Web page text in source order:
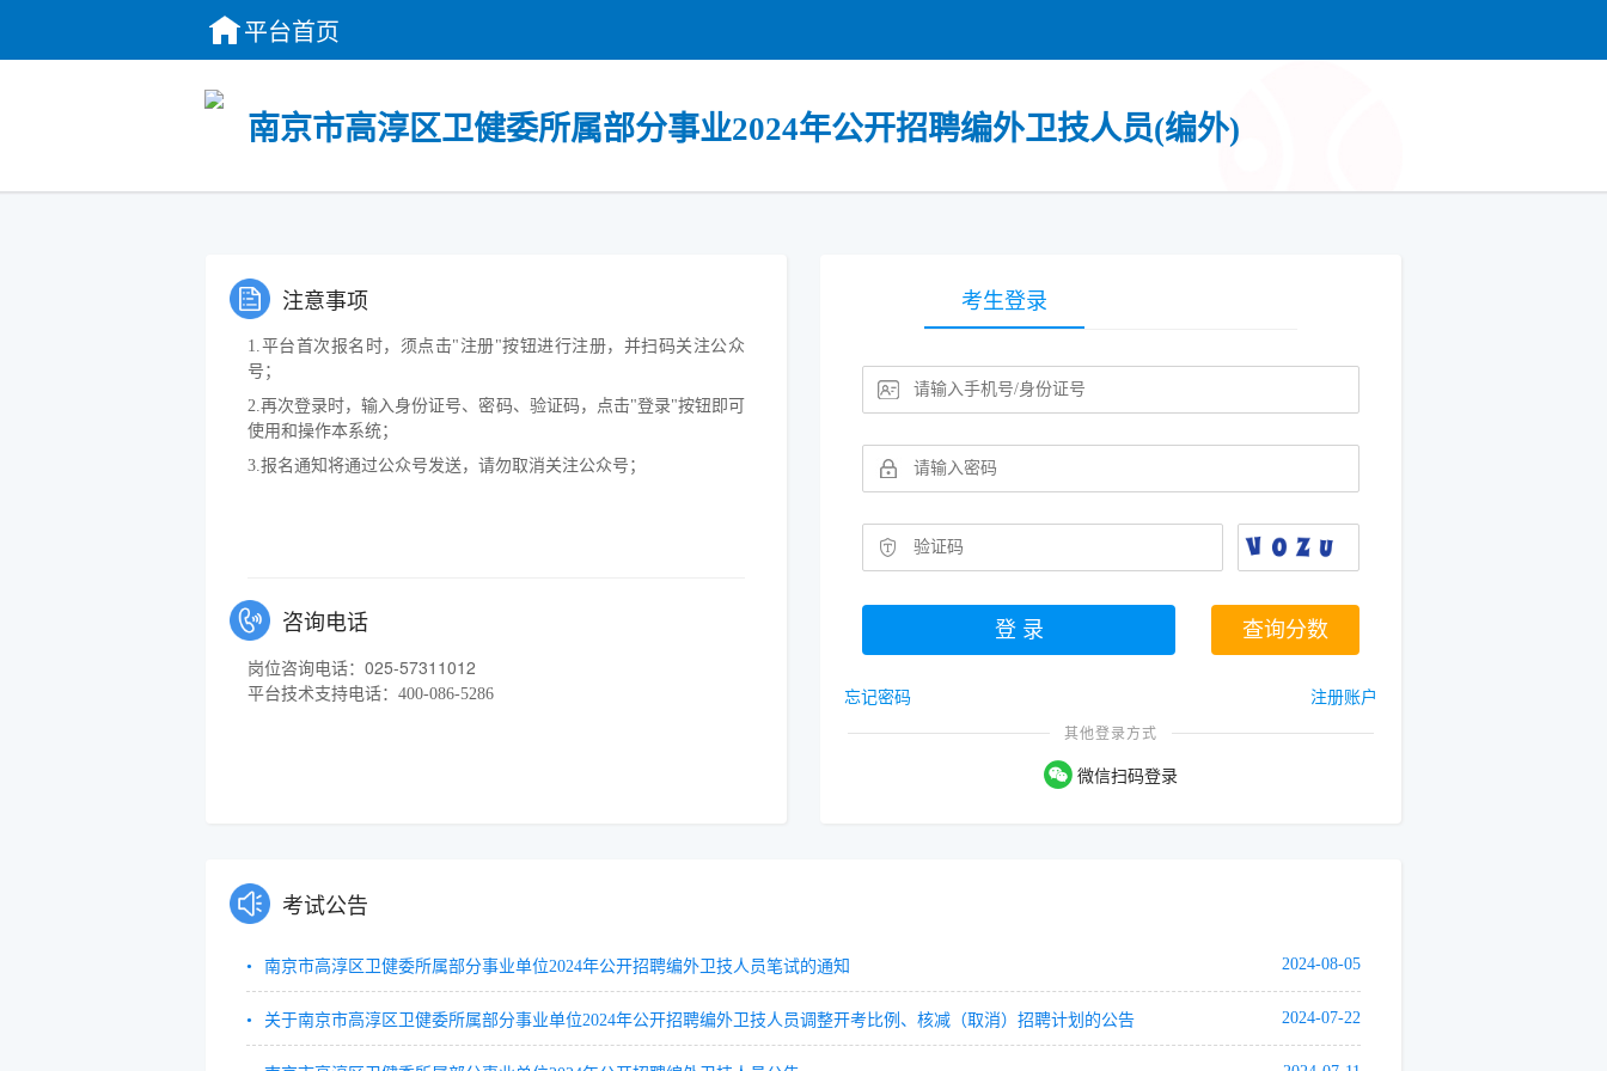
平台首页
南京市高淳区卫健委所属部分事业2024年公开招聘编外卫技人员(编外)
注意事项
1.平台首次报名时，须点击"注册"按钮进行注册，并扫码关注公众
号；
2.再次登录时，输入身份证号、密码、验证码，点击"登录"按钮即可
使用和操作本系统；
3.报名通知将通过公众号发送，请勿取消关注公众号；
咨询电话
岗位咨询电话： 025-57311012
平台技术支持电话：400-086-5286
考生登录
查询分数
忘记密码 注册账户
其他登录方式
微信扫码登录
考试公告
南京市高淳区卫健委所属部分事业单位2024年公开招聘编外卫技人员笔试的通知 2024-08-05
关于南京市高淳区卫健委所属部分事业单位2024年公开招聘编外卫技人员调整开考比例、核减（取消）招聘计划的公告 2024-07-22